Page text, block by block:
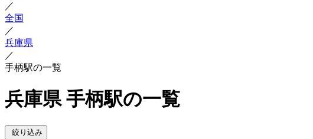
／
全国
／
兵庫県
／
手柄駅の一覧
兵庫県 手柄駅の一覧
絞り込み